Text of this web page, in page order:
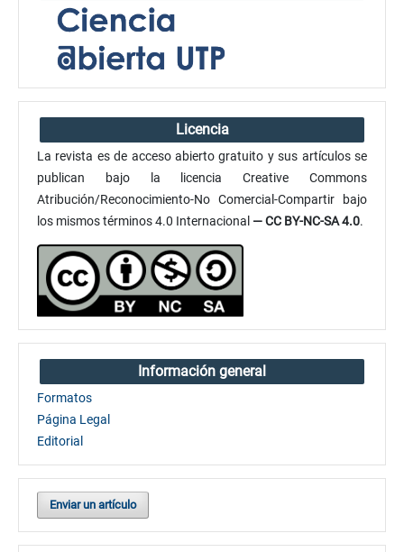
Licencia
La revista es de acceso abierto gratuito y sus artículos se
publican bajo la licencia Creative Commons
Atribución/Reconocimiento-No Comercial-Compartir bajo
los mismos términos 4.0 Internacional — CC BY-NC-SA 4.0.
Información general
Formatos
Página Legal
Editorial
Enviar un artículo